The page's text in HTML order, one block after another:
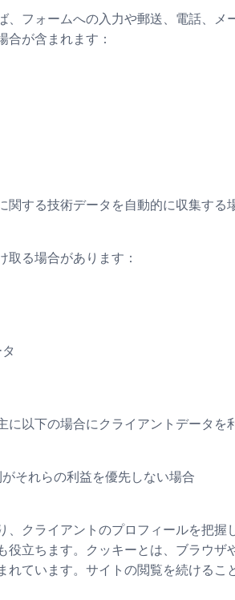
フォームへの入力や郵送、電話、
が含まれます：
する技術データを自動的に収集する
る場合があります：
以下の場合にクライアントデータを
それらの利益を優先しない場合
クライアントのプロフィールを把
立ちます。クッキーとは、ブラウ
ています。サイトの閲覧を続ける